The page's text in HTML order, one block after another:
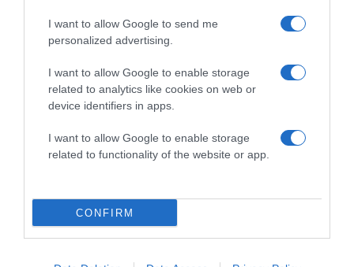
I want to allow Google to send me
personalized advertising.
I want to allow Google to enable storage
related to analytics like cookies on web or
device identifiers in apps.
I want to allow Google to enable storage
related to functionality of the website or app.
CONFIRM
Ha izzadsz, erre a 3 létfontosságú elemre van szükség